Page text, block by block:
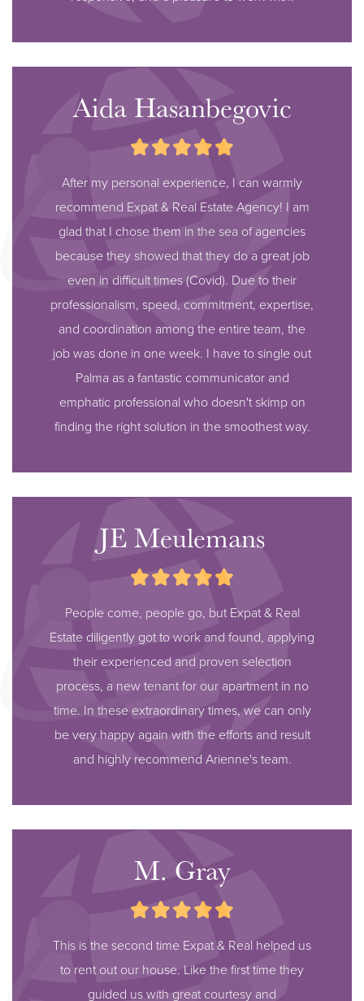
Aida Hasanbegovic
After my personal experience, I can warmly
recommend Expat & Real Estate Agency! I am
glad that I chose them in the sea of agencies
because they showed that they do a great job
even in difficult times (Covid). Due to their
professionalism, speed, commitment, expertise,
and coordination among the entire team, the
job was done in one week. I have to single out
Palma as a fantastic communicator and
emphatic professional who doesn't skimp on
finding the right solution in the smoothest way.
JE Meulemans
People come, people go, but Expat & Real
Estate diligently got to work and found, applying
their experienced and proven selection
process, a new tenant for our apartment in no
time. In these extraordinary times, we can only
be very happy again with the efforts and result
and highly recommend Arienne's team.
M. Gray
This is the second time Expat & Real helped us
to rent out our house. Like the first time they
guided us with great courtesy and